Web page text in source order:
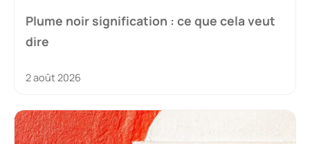
Plume noir signification : ce que cela veut
dire
2 août 2026